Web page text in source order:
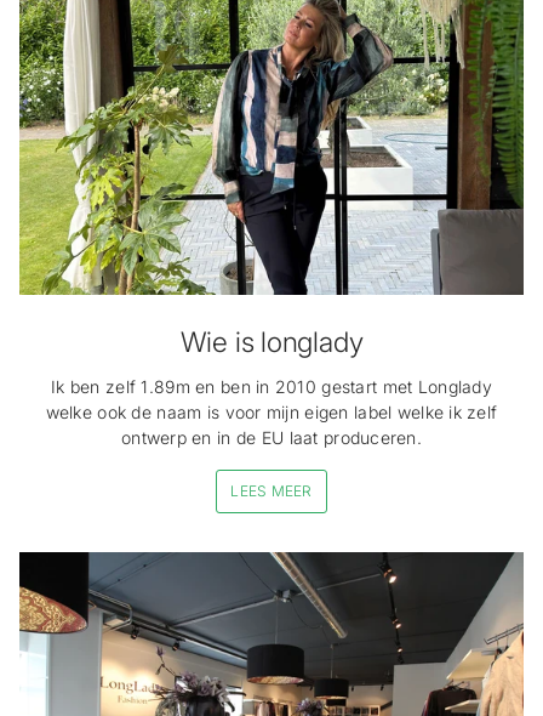
Wie is longlady
Ik ben zelf 1.89m en ben in 2010 gestart met Longlady
welke ook de naam is voor mijn eigen label welke ik zelf
ontwerp en in de EU laat produceren.
LEES MEER